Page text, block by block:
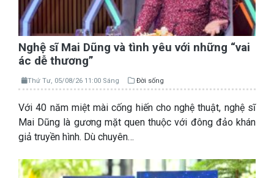
Nghệ sĩ Mai Dũng và tình yêu với những “vai
ác dễ thương”
Thứ Tư, 05/08/26 11:00 Sáng Đời sống
Với 40 năm miệt mài cống hiến cho nghệ thuật, nghệ sĩ
Mai Dũng là gương mặt quen thuộc với đông đảo khán
giả truyền hình. Dù chuyên…